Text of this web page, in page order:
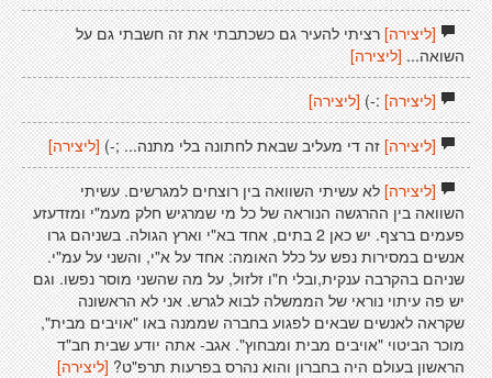
[ליצירה]רציתי להעיר גם כשכתבתי את זה חשבתי גם על
השואה...[ליצירה]
[ליצירה]:-)[ליצירה]
[ליצירה]זה די מעליב שבאת לחתונה בלי מתנה... ;-)[ליצירה]
[ליצירה]לא עשיתי השוואה בין רוצחים למגרשים. עשיתי
השוואה בין ההרגשה הנוראה של כל מי שמרגיש חלק מעמ"י ומזדעזע
פעמים ברצף. יש כאן 2 בתים, אחד בא"י וארץ הגולה. בשניהם גרו
אנשים במסירות נפש על כלל האומה: אחד על א"י, והשני על עמ"י.
שניהם בהקרבה ענקית,ובלי ח"ו זלזול, על מה שהשני מוסר נפשו. וגם
יש פה עיתוי נוראי של הממשלה לבוא לגרש. אני לא הראשונה
שקראה לאנשים שבאים לפגוע בחברה שממנה באו "אויבים מבית",
מוכר הביטוי "אויבים מבית ומבחוץ". אגב- אתה יודע שבית חב"ד
הראשון בעולם היה בחברון והוא נהרס בפרעות תרפ"ט? [ליצירה]